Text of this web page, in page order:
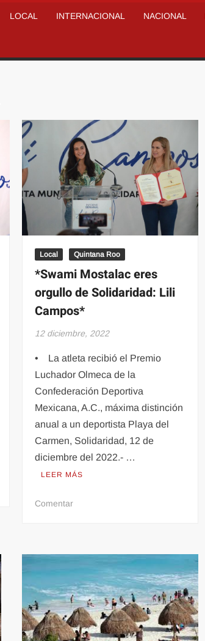
LOCAL INTERNACIONAL NACIONAL
Local Quintana Roo
*Swami Mostalac eres
orgullo de Solidaridad: Lili
Campos*
12 diciembre, 2022
• La atleta recibió el Premio
Luchador Olmeca de la
Confederación Deportiva
Mexicana, A.C., máxima distinción
anual a un deportista Playa del
Carmen, Solidaridad, 12 de
diciembre del 2022.- …
LEER MÁS
Comentaren
Solidaridad:
Lili
Campos*